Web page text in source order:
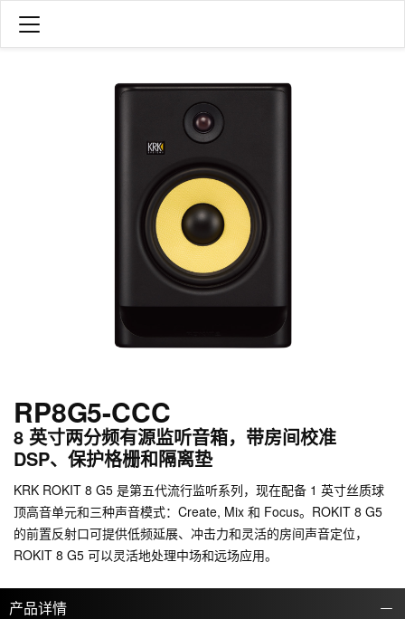
RP8G5-CCC
8 英寸两分频有源监听音箱，带房间校准
DSP、保护格栅和隔离垫
KRK ROKIT 8 G5 是第五代流行监听系列，现在配备 1 英寸丝质球
顶高音单元和三种声音模式：Create, Mix 和 Focus。ROKIT 8 G5
的前置反射口可提供低频延展、冲击力和灵活的房间声音定位，
ROKIT 8 G5 可以灵活地处理中场和远场应用。
产品详情